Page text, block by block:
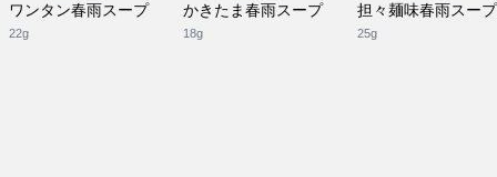
ワンタン春雨スープ
22g
かきたま春雨スープ
18g
担々麺味春雨スープ
25g